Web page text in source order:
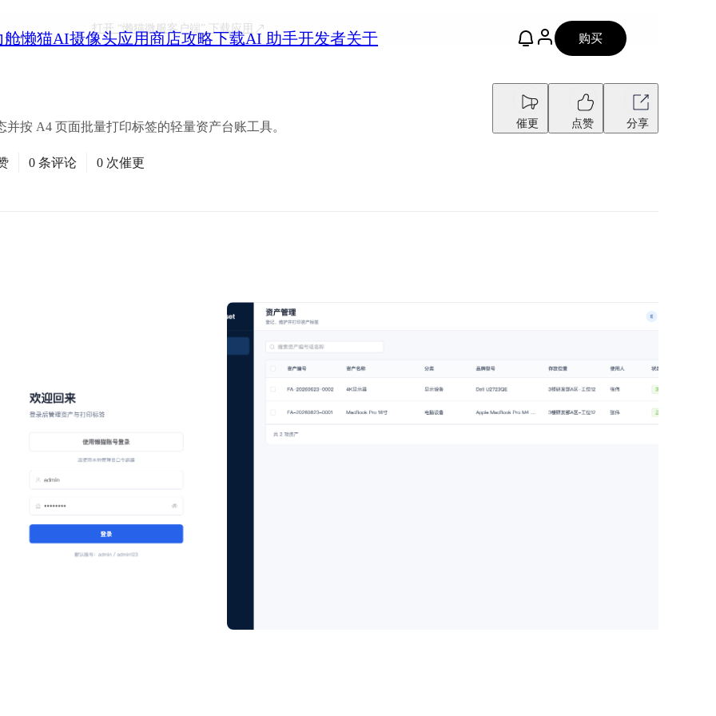
舱懒猫AI摄像头应用商店攻略下载AI 助手开发者关于 购买
打开 “懒猫微服客户端”下载应用
按 A4 页面批量打印标签的轻量资产台账工具。 催更 点赞 分享
0 条评论 0 次催更